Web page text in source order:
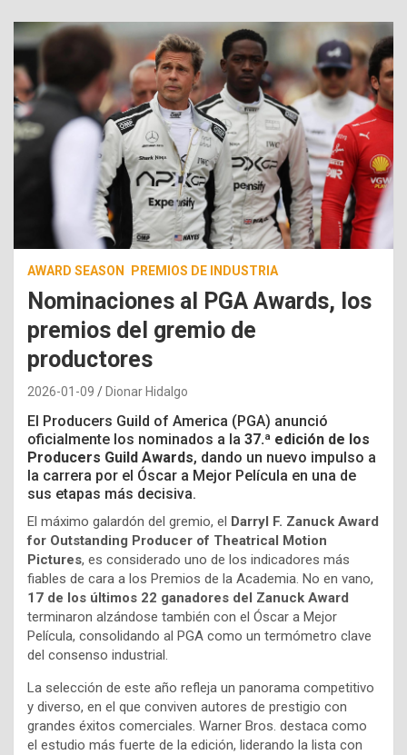
AWARD SEASON PREMIOS DE INDUSTRIA
Nominaciones al PGA Awards, los
premios del gremio de
productores
2026-01-09 Dionar Hidalgo
El Producers Guild of America (PGA) anunció
oficialmente los nominados a la 37.ª edición de los
Producers Guild Awards, dando un nuevo impulso a
la carrera por el Óscar a Mejor Película en una de
sus etapas más decisiva.
El máximo galardón del gremio, el Darryl F. Zanuck Award
for Outstanding Producer of Theatrical Motion
Pictures, es considerado uno de los indicadores más
fiables de cara a los Premios de la Academia. No en vano,
17 de los últimos 22 ganadores del Zanuck Award
terminaron alzándose también con el Óscar a Mejor
Película, consolidando al PGA como un termómetro clave
del consenso industrial.
La selección de este año refleja un panorama competitivo
y diverso, en el que conviven autores de prestigio con
grandes éxitos comerciales. Warner Bros. destaca como
el estudio más fuerte de la edición, liderando la lista con